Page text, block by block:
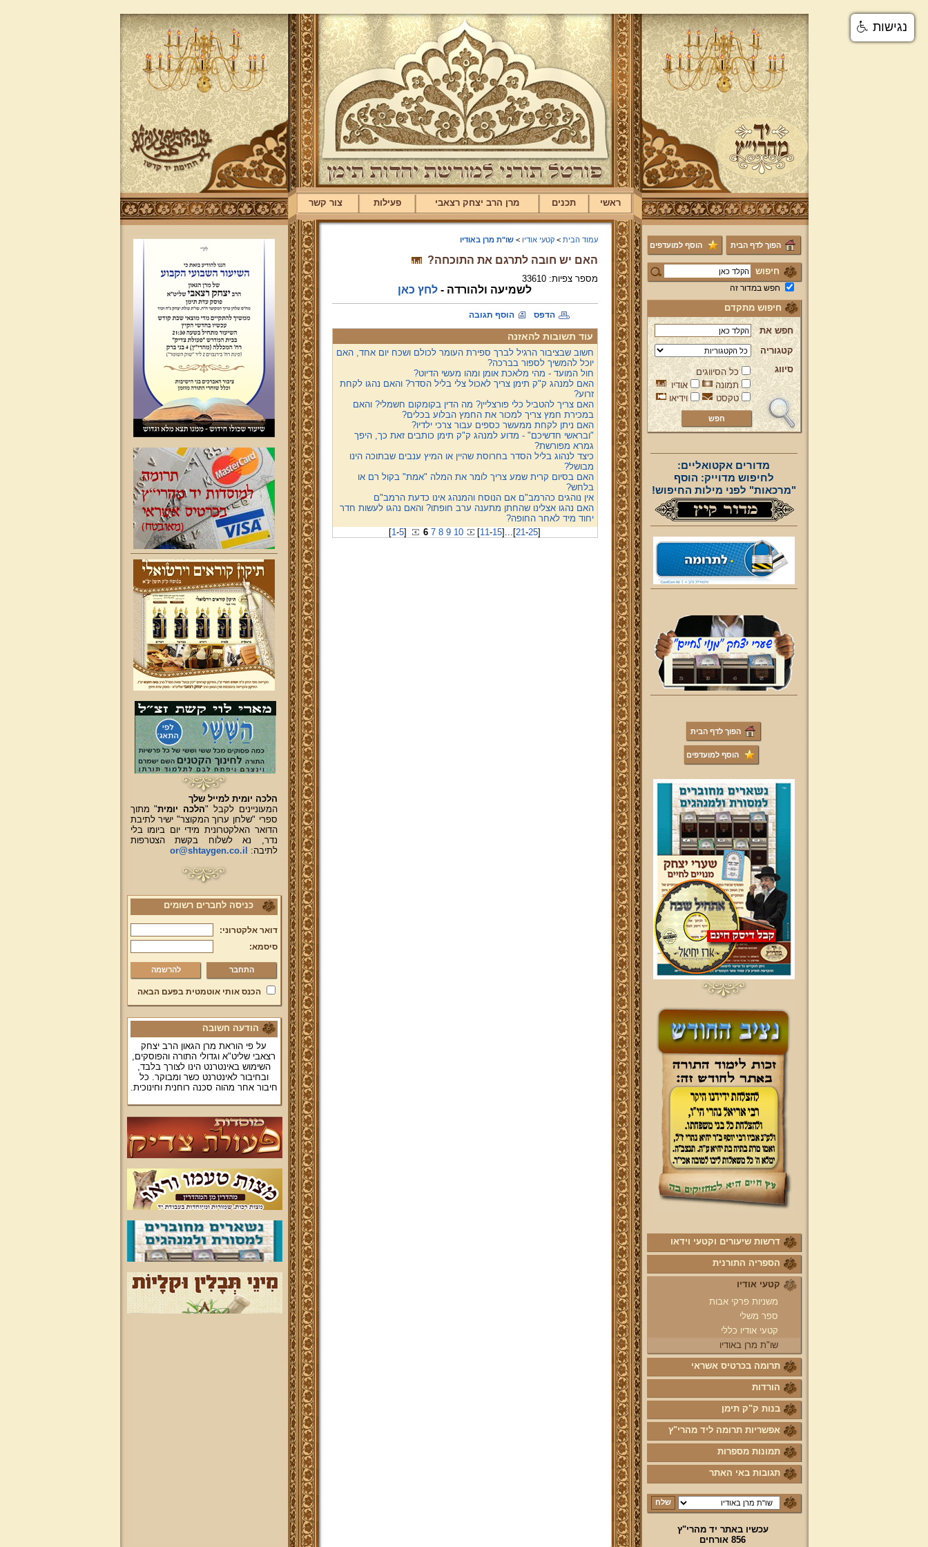
ראשי תכנים מרן הרב יצחק רצאבי פעילות צור קשר
הפוך לדף הבית הוסף למועדפים
חיפוש
חפש במדור זה
חיפוש מתקדם
חפש את
קטגוריה
סיווג
כל הסיווגים
תמונה
אודיו
טקסט
וידיאו
מדורים אקטואליים:
לחיפוש מדוייק: הוסף
"מרכאות" לפני מילות החיפוש!
הפוך לדף הבית
הוסף למועדפים
דרשות שיעורים וקטעי וידאו
הספריה התורנית
קטעי אודיו
משניות פרקי אבות
ספר משלי
קטעי אודיו כללי
שו"ת מרן באודיו
תרומה בכרטיס אשראי
הורדות
בנות ק"ק תימן
אפשריות תרומה ליד מהרי"ץ
תמונות מספרות
תגובות באי האתר
עכשיו באתר יד מהרי"ץ
856 אורחים
עמוד הבית >קטעי אודיו >שו"ת מרן באודיו
האם יש חובה לתרגם את התוכחה?
מספר צפיות: 33610
לשמיעה ולהורדה - לחץ כאן
הדפס הוסף תגובה
עוד תשובות להאזנה
חשוב שבציבור הרגיל לברך ספירת העומר לכולם ושכח יום אחד, האם
יוכל להמשיך לספור בברכה?
חול המועד - מהי מלאכת אומן ומהו מעשי הדיוט?
האם למנהג ק"ק תימן צריך לאכול צלי בליל הסדר? והאם נהגו לקחת
זרוע?
האם צריך להטביל כלי פורצליין? מה הדין בקומקום חשמלי? והאם
במכירת חמץ צריך למכור את החמץ הבלוע בכלים?
האם ניתן לקחת ממעשר כספים עבור צרכי ילדיו?
"ובראשי חדשיכם" - מדוע למנהג ק"ק תימן כותבים זאת כך, היפך
גמרא מפורשת?
כיצד לנהוג בליל הסדר בחרוסת שהיין או המיץ ענבים שבתוכה הינו
מבושל?
האם בסיום קרית שמע צריך לומר את המלה "אמת" בקול רם או
בלחש?
אין נוהגים כהרמב"ם אם הנוסח והמנהג אינו כדעת הרמב"ם
האם נהגו אצלינו שהחתן מתענה ערב חופתו? והאם נהגו לעשות חדר
יחוד מיד לאחר החופה?
[1-5] 6 7 8 9 10 [11-15] ... [21-25]
הלכה יומית למייל שלך
המעוניינים לקבל "הלכה יומית" מתוך
ספרי "שלחן ערוך המקוצר" ישיר לתיבת
הדואר האלקטרונית מידי יום ביומו בלי
נדר, נא לשלוח בקשת הצטרפות
לתיבה:
or@shtaygen.co.il
כניסה לחברים רשומים
דואר אלקטרוני:
סיסמא:
להרשמה
הכנס אותי אוטמטית בפעם הבאה
הודעה חשובה
על פי הוראת מרן הגאון הרב יצחק
רצאבי שליט"א וגדולי התורה והפוסקים,
השימוש באינטרנט הינו לצורך בלבד,
ובחיבור לאינטרנט כשר ומבוקר. כל
חיבור אחר מהוה סכנה רוחנית וחינוכית.
נגישות